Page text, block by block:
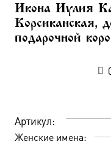
Икона Иулия
Корсиканская,
подарочной
Артикул:
Женские имена: